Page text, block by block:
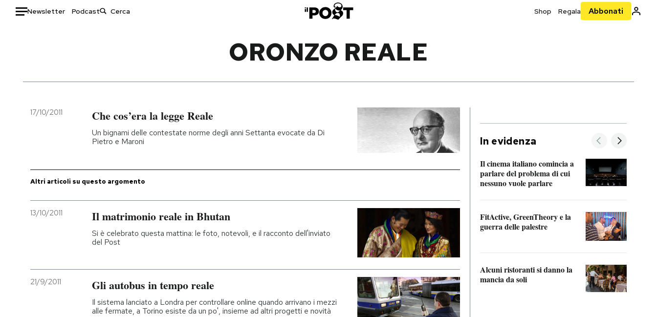
Newsletter Podcast Shop Regala Abbonati
Italia
Politica
Economia
Moda
Ok Boomer!
Altrecose
NEWSLETTER
ORONZO REALE
17/10/2011 Che cos’era la legge Reale
Un bignami delle contestate norme degli anni Settanta evocate da Di
Pietro e Maroni
Altri articoli su questo argomento
13/10/2011 Il matrimonio reale in Bhutan
Si è celebrato questa mattina: le foto, notevoli, e il racconto dell'inviato
del Post
21/9/2011 Gli autobus in tempo reale
Il sistema lanciato a Londra per controllare online quando arrivano i mezzi
alle fermate, a Torino esiste da un po', insieme ad altri progetti e novità
In evidenza
Il cinema italiano comincia a
parlare del problema di cui
nessuno vuole parlare
FitActive, GreenTheory e la
guerra delle palestre
Alcuni ristoranti si danno la
mancia da soli